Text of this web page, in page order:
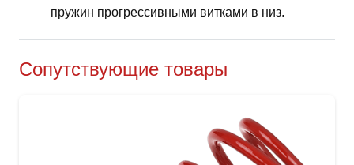
пружин прогрессивными витками в низ.
Сопутствующие товары